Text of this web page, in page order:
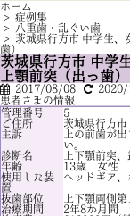
ホーム
> 症例集
>
八重歯・乱ぐい歯
> 茨城県行方市 中学生
歯）
茨城県行方市 中学
上顎前突（出っ歯）
2017/08/08
2020/
患者さまの情報
管理番号
5
ご住所
茨城県行方市
主訴
上の前歯が
い。
診断名
上下顎前突、
年齢
13歳 女性
使用した装
置
ヘッドギア
抜歯部位
上下顎両側
治療期間
2年8か月間